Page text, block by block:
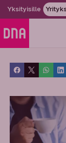
Yksityisille